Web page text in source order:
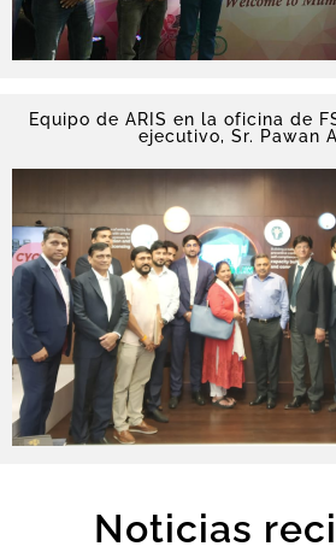
Equipo de ARIS en la oficina de
ejecutivo, Sr. Pawan
Noticias